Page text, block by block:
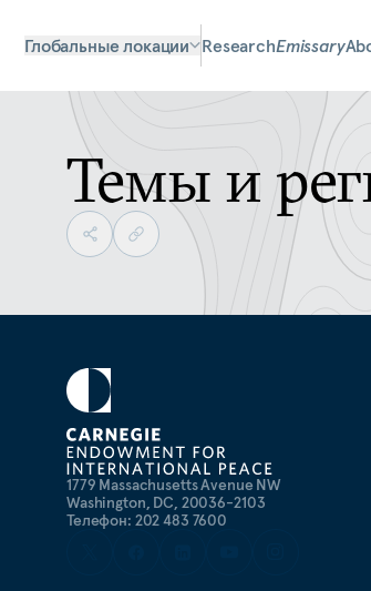
Глобальные локации ResearchEmissary
Темы и
1779 Massachusetts Avenue NW
Washington, DC, 20036-2103
Телефон: 202 483 7600